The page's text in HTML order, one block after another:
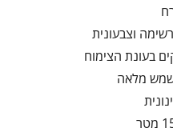
וצבעונית
בעונת הצימוח
מלאה